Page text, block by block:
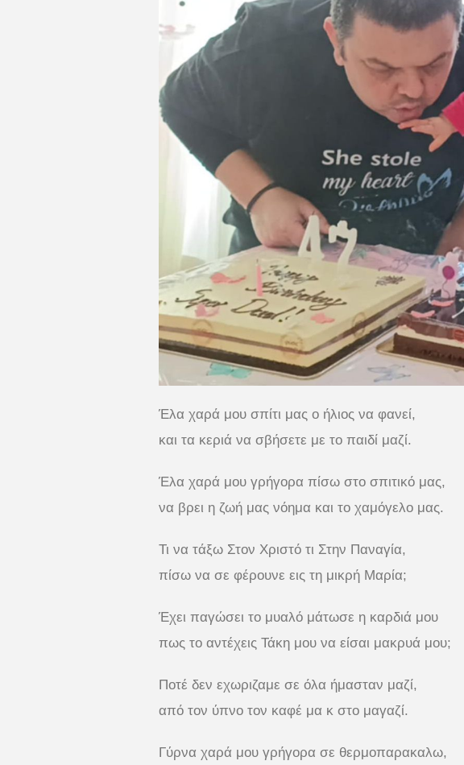
Έλα χαρά μου σπίτι μας ο ήλιος να φανεί,
και τα κεριά να σβήσετε με το παιδί μαζί.
Έλα χαρά μου γρήγορα πίσω στο σπιτικό μας,
να βρει η ζωή μας νόημα και το χαμόγελο μας.
Τι να τάξω Στον Χριστό τι Στην Παναγία,
πίσω να σε φέρουνε εις τη μικρή Μαρία;
Έχει παγώσει το μυαλό μάτωσε η καρδιά μου
πως το αντέχεις Τάκη μου να είσαι μακρυά μου;
Ποτέ δεν εχωριζαμε σε όλα ήμασταν μαζί,
από τον ύπνο τον καφέ μα κ στο μαγαζί.
Γύρνα χαρά μου γρήγορα σε θερμοπαρακαλω,